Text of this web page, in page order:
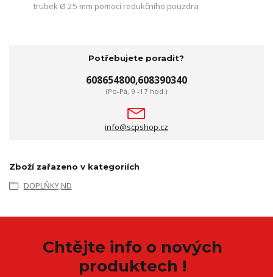
trubek Ø 25 mm pomocí redukčního pouzdra
Potřebujete poradit?
608654800,608390340
(Po-Pá, 9 -17 hod.)
info@scpshop.cz
Zboží zařazeno v kategoriích
DOPLŇKY,ND
Chtějte info o nových
produktech !